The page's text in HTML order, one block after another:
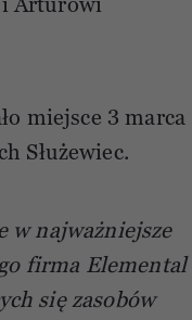
miejsce 3 marca
Służewiec.
w najważniejsze
firma Elemental
się zasobów